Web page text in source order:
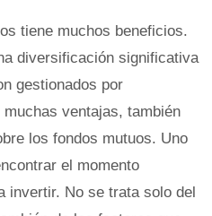
tiene muchos beneficios.
diversificación significativa
gestionados por
ventajas, también
los fondos mutuos. Uno
el momento
invertir. No se trata solo del